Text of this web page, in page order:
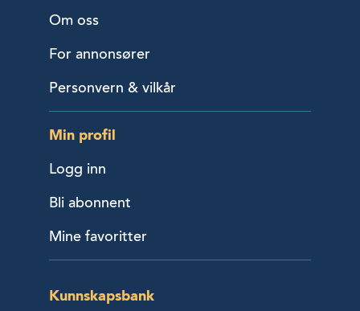
Om oss
For annonsører
Personvern & vilkår
Min profil
Logg inn
Bli abonnent
Mine favoritter
Kunnskapsbank